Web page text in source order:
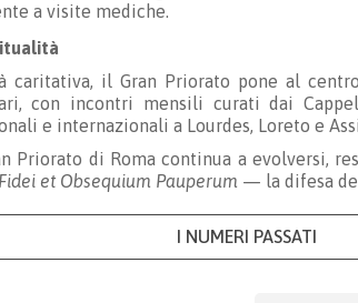
a visite mediche.
caritativa, il Gran Priorato pone al
con incontri mensili curati dai
e internazionali a Lourdes, Loreto e
Priorato di Roma continua a evolversi,
et Obsequium Pauperum — la difesa
I NUMERI PASSATI